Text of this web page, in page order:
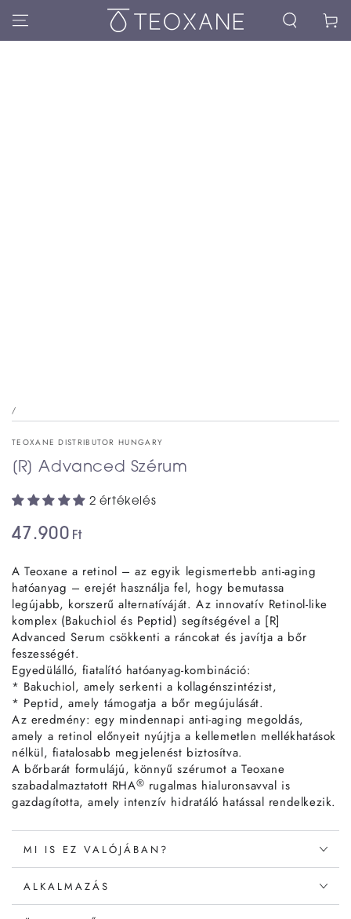
Kosár
/
TEOXANE DISTRIBUTOR HUNGARY
[R] Advanced Szérum
2 értékelés
47.900 Ft
A Teoxane a retinol – az egyik legismertebb anti-aging
hatóanyag – erejét használja fel, hogy bemutassa
legújabb, korszerű alternatíváját. Az innovatív Retinol-like
komplex (Bakuchiol és Peptid) segítségével a [R]
Advanced Serum csökkenti a ráncokat és javítja a bőr
feszességét.
Egyedülálló, fiatalító hatóanyag-kombináció:
* Bakuchiol, amely serkenti a kollagénszintézist,
* Peptid, amely támogatja a bőr megújulását.
Az eredmény: egy mindennapi anti-aging megoldás,
amely a retinol előnyeit nyújtja a kellemetlen mellékhatások
nélkül, fiatalosabb megjelenést biztosítva.
A bőrbarát formulájú, könnyű szérumot a Teoxane
szabadalmaztatott RHA® rugalmas hialuronsavval is
gazdagította, amely intenzív hidratáló hatással rendelkezik.
MI IS EZ VALÓJÁBAN?
ALKALMAZÁS